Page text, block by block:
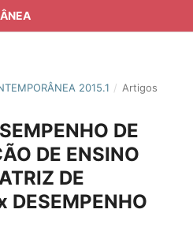
2015.1 / Artigos
DE
DE ENSINO
DE
DESEMPENHO